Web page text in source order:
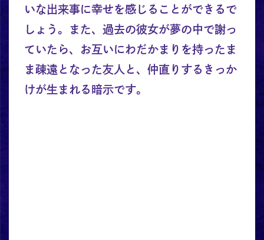
いな出来事に幸せを感じることができるで
しょう。また、過去の彼女が夢の中で謝っ
ていたら、お互いにわだかまりを持ったま
ま疎遠となった友人と、仲直りするきっか
けが生まれる暗示です。